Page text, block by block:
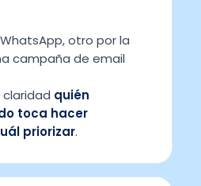
otro por la
campaña de email
quién
toca hacer
priorizar.